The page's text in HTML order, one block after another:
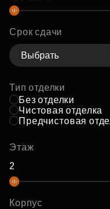
Срок сдачи
Выбрать
Тип отделки
Без отделки
Чистовая отделка
Предчистовая
Этаж
Корпус